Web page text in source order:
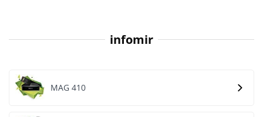
infomir
MAG 410